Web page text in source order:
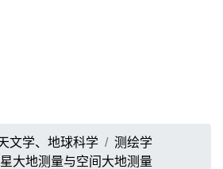
文学、地球科学
测绘学
大地测量与空间大地测量